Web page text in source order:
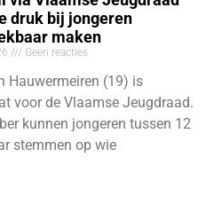
druk bij jongeren
maken
Geen reacties
Hauwermeiren (19) is
voor de Vlaamse Jeugdraad.
kunnen jongeren tussen 12
stemmen op wie